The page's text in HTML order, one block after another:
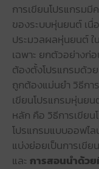
การเขียนโปรแกรมมี
ของระบบหุ่นยนต์ เนื่
ประมวลผลหุ่นยนต์
เฉพาะ ยกตัวอย่างก่
ต้องตั้งโปรแกรมด้วย
ถูกต้องแม่นยำ วิธีกา
เขียนโปรแกรมหุ่นย
หลัก คือ วิธีการเขียน
โปรแกรมแบบออฟไล
แบ่งย่อยเป็นการเขี
และ การสอนนำด้ว